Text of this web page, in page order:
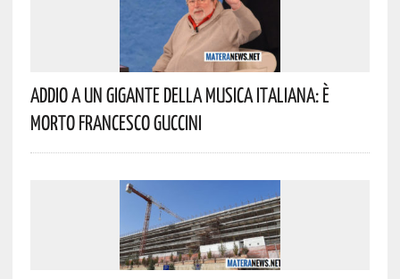
Addio A Un Gigante Della Musica Italiana: È
Morto Francesco Guccini